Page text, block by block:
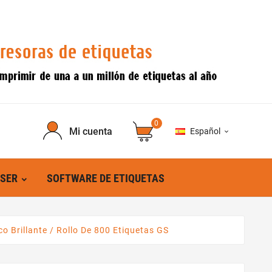
Mi cuenta
0
Español 
SOFTWARE DE ETIQUETAS
Brillante / Rollo De 800 Etiquetas GS